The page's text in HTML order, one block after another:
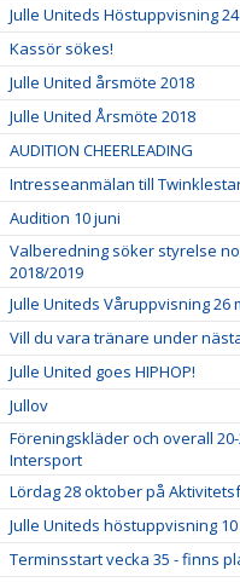
Julle Uniteds Höstuppvisning
Kassör sökes!
Julle United årsmöte 2018
Julle United Årsmöte 2018
AUDITION CHEERLEADING
Intresseanmälan till
Audition 10 juni
Valberedning söker styrelse
2018/2019
Julle Uniteds Våruppvisning 26
Vill du vara tränare under
Julle United goes HIPHOP!
Jullov
Föreningskläder och overall
Intersport
Lördag 28 oktober på
Julle Uniteds höstuppvisning
Terminsstart vecka 35 - finns